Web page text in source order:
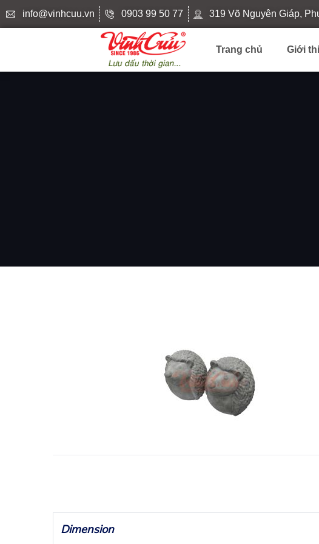
info@vinhcuu.vn 0903 99 50 77 319 Võ Nguyên Giáp,
Trang chủ Giới
Dimension